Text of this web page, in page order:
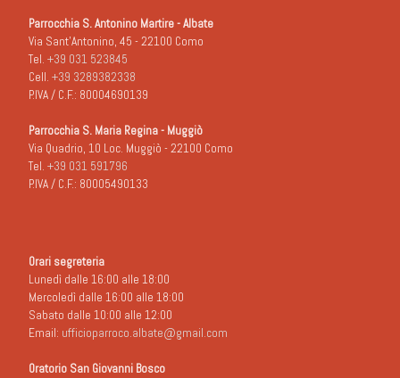
Parrocchia S. Antonino Martire - Albate
Via Sant'Antonino, 45 - 22100 Como
Tel. +39 031 523845
Cell. +39 3289382338
P.IVA / C.F.: 80004690139
Parrocchia S. Maria Regina - Muggiò
Via Quadrio, 10 Loc. Muggiò - 22100 Como
Tel. +39 031 591796
P.IVA / C.F.: 80005490133
Orari segreteria
Lunedì dalle 16:00 alle 18:00
Mercoledì dalle 16:00 alle 18:00
Sabato dalle 10:00 alle 12:00
Email: ufficioparroco.albate@gmail.com
Oratorio San Giovanni Bosco